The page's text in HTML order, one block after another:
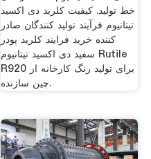
خط تولید. کیفیت کلرید دی اکسید
تیتانیوم فرآیند تولید کنندگان صادر
کننده خرید فرایند کلرید پودر
سفید دی اکسید تیتانیوم Rutile
R920 برای تولید رنگ کارخانه از
چین سازنده.